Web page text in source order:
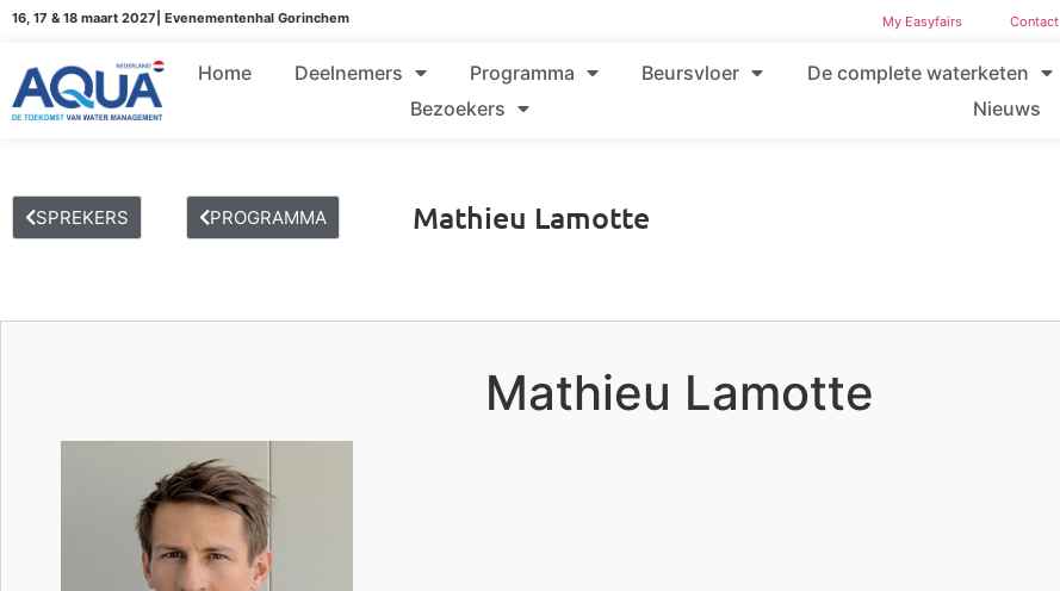
16, 17 & 18 maart 2027| Evenementenhal Gorinchem My Easyfairs Contact
Home Deelnemers Programma Beursvloer De complete waterketen
Bezoekers
Nieuws
SPREKERS PROGRAMMA Mathieu Lamotte
Mathieu Lamotte